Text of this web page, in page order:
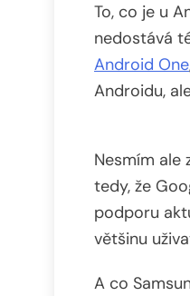
To, co je u
nedostává
Android One
Androidu,
Nesmím ale
tedy, že
podporu
většinu
A co